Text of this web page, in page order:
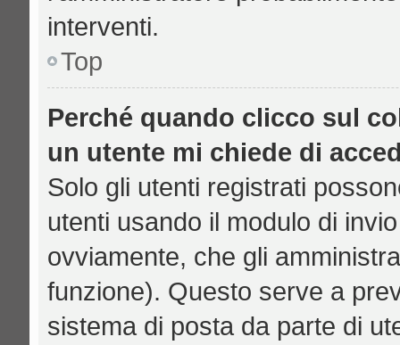
interventi.
Top
Perché quando clicco sul
un utente mi chiede di
Solo gli utenti registrati
utenti usando il modulo di
ovviamente, che gli
funzione). Questo serve a
sistema di posta da parte di